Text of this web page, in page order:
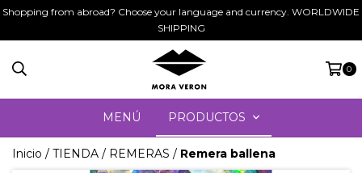
Shopping from abroad? Choose your language and currency. WORLDWIDE
SHIPPING
0
MENÚ PRODUCTOS
Inicio / TIENDA / REMERAS / Remera ballena